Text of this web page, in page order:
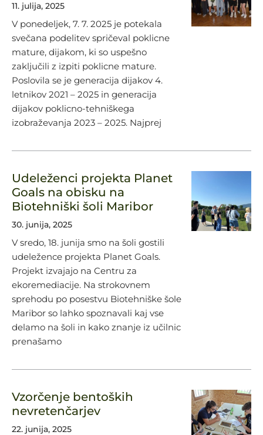
11. julija, 2025
V ponedeljek, 7. 7. 2025 je potekala
svečana podelitev spričeval poklicne
mature, dijakom, ki so uspešno
zaključili z izpiti poklicne mature.
Poslovila se je generacija dijakov 4.
letnikov 2021 – 2025 in generacija
dijakov poklicno-tehniškega
izobraževanja 2023 – 2025. Najprej
Udeleženci projekta Planet
Goals na obisku na
Biotehniški šoli Maribor
30. junija, 2025
V sredo, 18. junija smo na šoli gostili
udeležence projekta Planet Goals.
Projekt izvajajo na Centru za
ekoremediacije. Na strokovnem
sprehodu po posestvu Biotehniške šole
Maribor so lahko spoznavali kaj vse
delamo na šoli in kako znanje iz učilnic
prenašamo
Vzorčenje bentoških
nevretenčarjev
22. junija, 2025